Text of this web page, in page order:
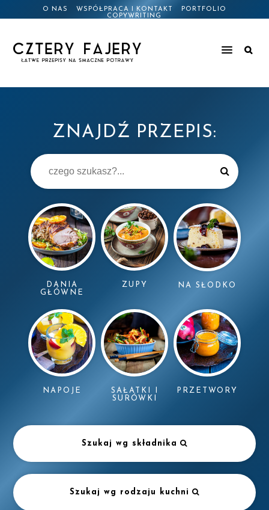
O NAS WSPÓŁPRACA I KONTAKT
PORTFOLIO
COPYWRITING
ZNAJDŹ PRZEPIS:
DANIA
GŁÓWNE
ZUPY NA SŁODKO
NAPOJE
SAŁATKI I
SURÓWKI
PRZETWORY
Szukaj wg składnika
Szukaj wg rodzaju kuchni